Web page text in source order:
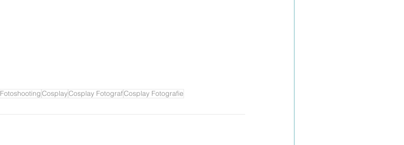
FotoshootingCosplayCosplay FotografCosplay Fotografie